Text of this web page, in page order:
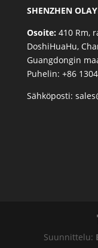
SHENZHEN
Osoite: 410 Rm,
DoshiHuaHu,
Guangdongin
Puhelin: +86
Sähköposti:
Suunnittelu: